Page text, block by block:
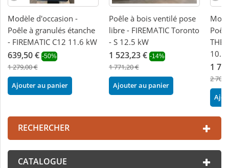
Modèle d'occasion -
Poêle à granulés étanche
- FIREMATIC C12 11.6 kW
639,50 € -50%
1 279,00 €
Ajouter au panier
Poêle à bois ventilé pose
libre - FIREMATIC Toronto
- S 12.5 kW
1 523,23 € -14%
1 771,20 €
Ajouter au panier
10.8
1
2
RECHERCHER
CATALOGUE